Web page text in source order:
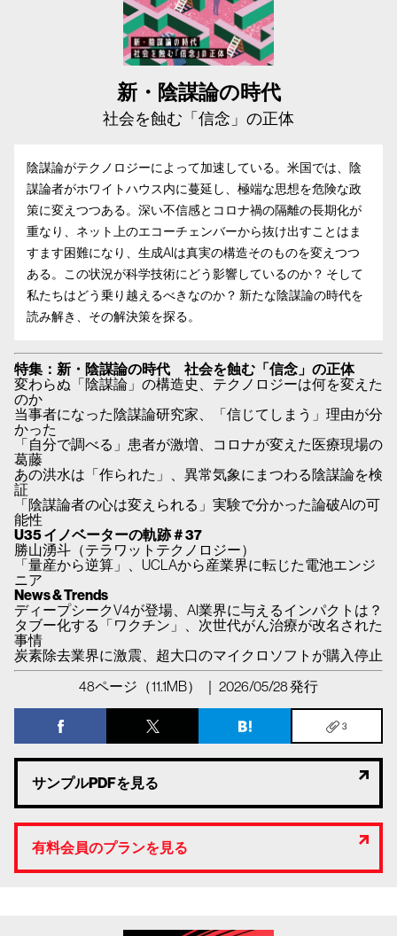
新・陰謀論の時代
社会を蝕む「信念」の正体
陰謀論がテクノロジーによって加速している。米国では、陰
謀論者がホワイトハウス内に蔓延し、極端な思想を危険な政
策に変えつつある。深い不信感とコロナ禍の隔離の長期化が
重なり、ネット上のエコーチェンバーから抜け出すことはま
すます困難になり、生成AIは真実の構造そのものを変えつつ
ある。この状況が科学技術にどう影響しているのか？ そして
私たちはどう乗り越えるべきなのか？ 新たな陰謀論の時代を
読み解き、その解決策を探る。
特集：新・陰謀論の時代 社会を蝕む「信念」の正体
変わらぬ「陰謀論」の構造史、テクノロジーは何を変えた
のか
当事者になった陰謀論研究家、「信じてしまう」理由が分
かった
「自分で調べる」患者が激増、コロナが変えた医療現場の
葛藤
あの洪水は「作られた」、異常気象にまつわる陰謀論を検
証
「陰謀論者の心は変えられる」実験で分かった論破AIの可
能性
U35 イノベーターの軌跡＃37
勝山湧斗（テラワットテクノロジー）
「量産から逆算」、UCLAから産業界に転じた電池エンジ
ニア
News & Trends
ディープシークV4が登場、AI業界に与えるインパクトは？
タブー化する「ワクチン」、次世代がん治療が改名された
事情
炭素除去業界に激震、超大口のマイクロソフトが購入停止
48ページ（11.1MB） ｜ 2026/05/28 発行
3
サンプルPDFを見る
有料会員のプランを見る